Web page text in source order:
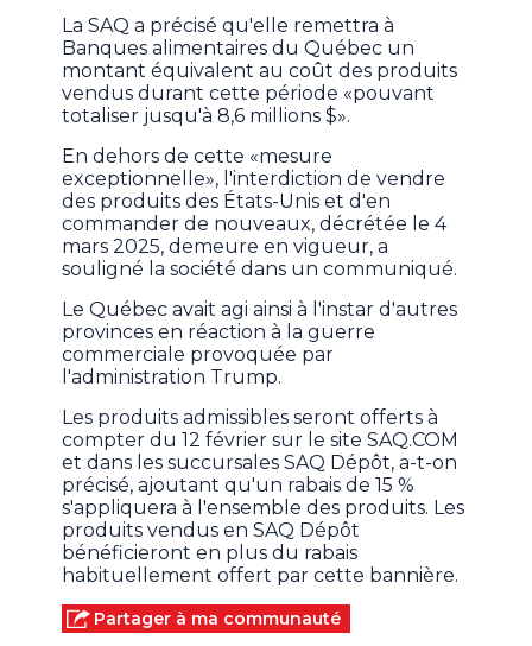
La SAQ a précisé qu'elle remettra à
Banques alimentaires du Québec un
montant équivalent au coût des produits
vendus durant cette période «pouvant
totaliser jusqu'à 8,6 millions $».
En dehors de cette «mesure
exceptionnelle», l'interdiction de vendre
des produits des États-Unis et d'en
commander de nouveaux, décrétée le 4
mars 2025, demeure en vigueur, a
souligné la société dans un communiqué.
Le Québec avait agi ainsi à l'instar d'autres
provinces en réaction à la guerre
commerciale provoquée par
l'administration Trump.
Les produits admissibles seront offerts à
compter du 12 février sur le site SAQ.COM
et dans les succursales SAQ Dépôt, a-t-on
précisé, ajoutant qu'un rabais de 15 %
s'appliquera à l'ensemble des produits. Les
produits vendus en SAQ Dépôt
bénéficieront en plus du rabais
habituellement offert par cette bannière.
Partager à ma communauté